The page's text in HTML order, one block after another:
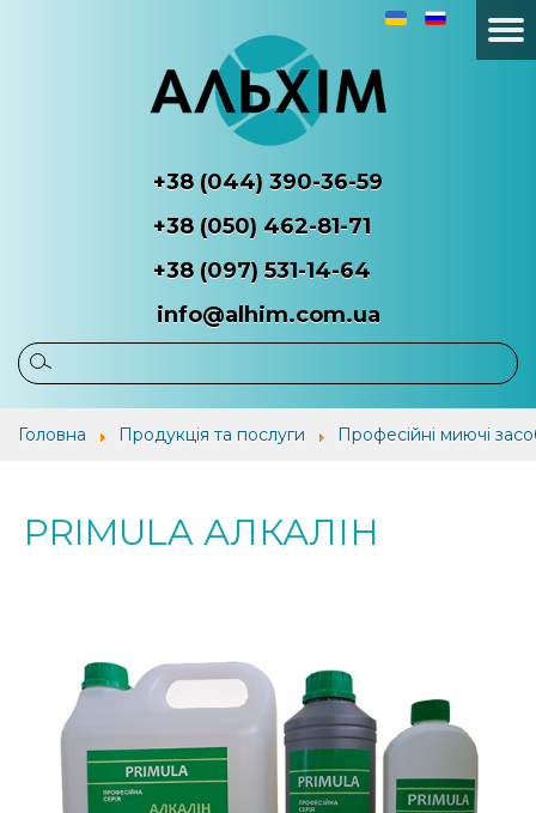
+38 (044) 390-36-59
+38 (050) 462-81-71
+38 (097) 531-14-64
info@alhim.com.ua
Головна Про
компанію
Продукція
та
Наші
Головна Продукція та послуги Професійні миючі
PRIMULA АЛКАЛІН